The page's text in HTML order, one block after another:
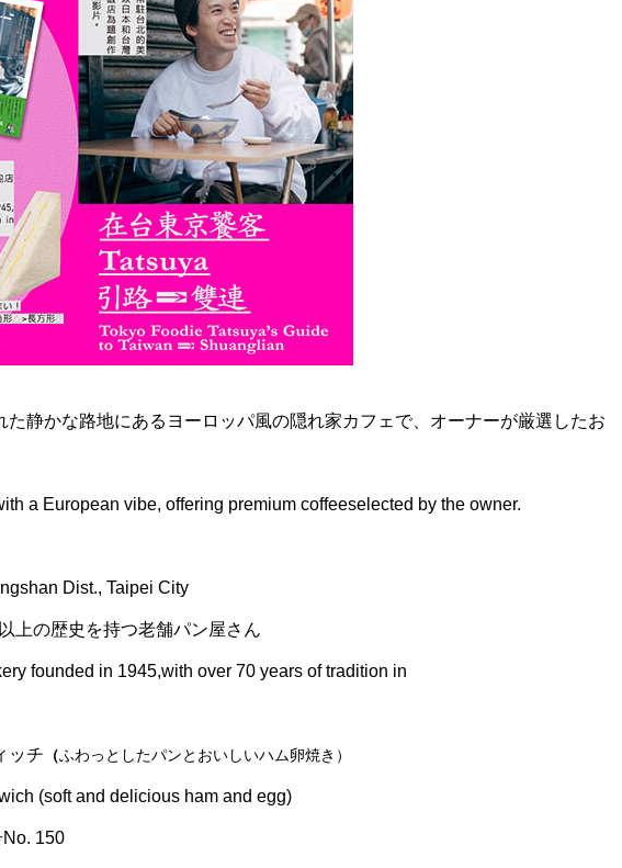
た静かな路地にあるヨーロッパ風の隠れ家カフェで、オーナーが厳選したお
a European vibe, offering premium coffeeselected by the owner.
Dist., Taipei City
上の歴史を持つ老舗パン屋さん
founded in 1945,with over 70 years of tradition in
ッチ （ふわっとしたパンとおいしいハム卵焼き）
(soft and delicious ham and egg)
150